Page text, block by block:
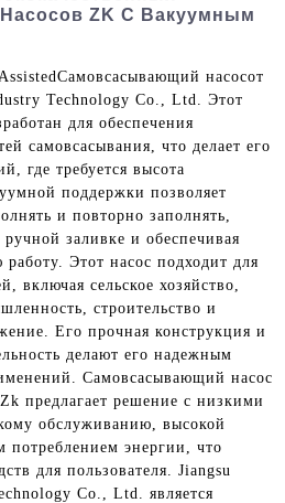
ZK С Вакуумным
Самовсасывающий насосот
Technology Co., Ltd. Этот
для обеспечения
самовсасывания, что делает его
где требуется высота
поддержки позволяет
и повторно заполнять,
заливке и обеспечивая
Этот насос подходит для
включая сельское хозяйство,
строительство и
Его прочная конструкция и
делают его надежным
Самовсасывающий насос
предлагает решение с низкими
обслуживанию, высокой
энергии, что
для пользователя. Jiangsu
Co., Ltd. является